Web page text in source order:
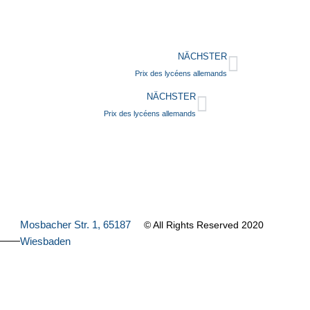
NÄCHSTER
Prix des lycéens allemands
NÄCHSTER
Prix des lycéens allemands
Mosbacher Str. 1, 65187
Wiesbaden
© All Rights Reserved 2020